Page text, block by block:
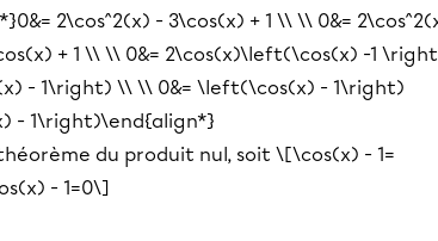
2\cos^2(x) - 3\cos(x) + 1 \\ \\ 0&=
+ 1 \\ \\ 0&= 2\cos(x)\left(\cos(x) -1
- 1\right) \\ \\ 0&= \left(\cos(x) - 1\right)
- 1\right)\end{align*}
du produit nul, soit \[\cos(x) - 1=
- 1=0\]